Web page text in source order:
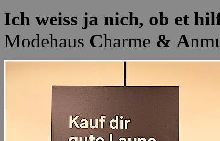
Ich weiss ja nich, ob et
Modehaus Charme & A